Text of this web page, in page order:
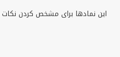
این نمادها برای مشخص کردن